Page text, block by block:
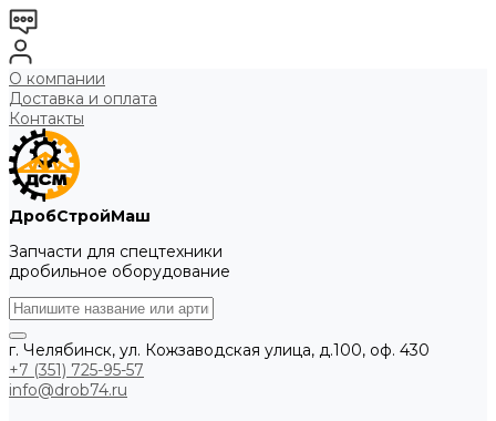
О компании
Доставка и оплата
Контакты
ДробСтройМаш
Запчасти для спецтехники
дробильное оборудование
г. Челябинск, ул. Кожзаводская улица, д.100, оф. 430
+7 (351) 725-95-57
info@drob74.ru